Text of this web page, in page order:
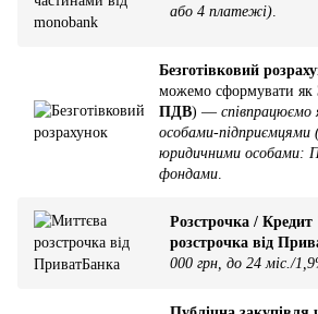
або 4 платежі)
Безготівковий
можемо сформувати як
ПДВ) — співпрацюємо
особами-
юридичними особами:
фондами
Розстрочка /
розстрочка від
000 грн, до 24 міс./